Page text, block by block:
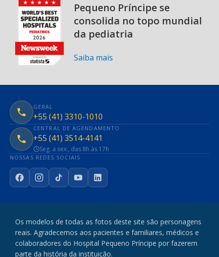
Pequeno Príncipe se
consolida no topo mundial
da pediatria
Saiba mais
GERAL
+55 (41) 3310-1010
CENTRAL DE AGENDAMENTO
+55 (41) 3514-4141
Seg. a sex., das 8h às 17h
NOSSAS REDES SOCIAIS
FacebookInstagram
TikTokYouTubeLinkedIn
Os modelos de todas as fotos deste site são personagens
reais. Agradecemos aos pacientes e familiares, médicos e
colaboradores do Hospital Pequeno Príncipe por fazerem
parte da história da instituição.